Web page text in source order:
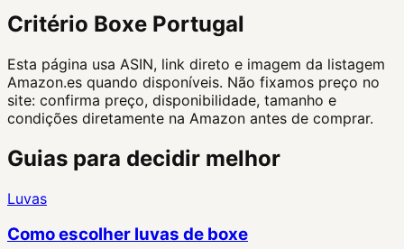
Critério Boxe Portugal
Esta página usa ASIN, link direto e imagem da listagem
Amazon.es quando disponíveis. Não fixamos preço no
site: confirma preço, disponibilidade, tamanho e
condições diretamente na Amazon antes de comprar.
Guias para decidir melhor
Luvas
Como escolher luvas de boxe